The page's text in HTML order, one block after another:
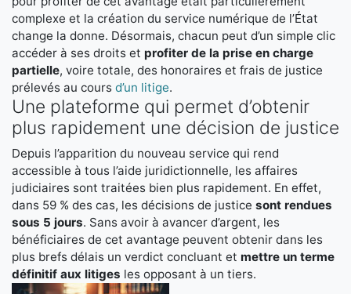
complexe et la création du service numérique de l’État
change la donne. Désormais, chacun peut d’un simple clic
accéder à ses droits et profiter de la prise en charge
partielle, voire totale, des honoraires et frais de justice
prélevés au cours d’un litige.
Une plateforme qui permet d’obtenir
plus rapidement une décision de justice
Depuis l’apparition du nouveau service qui rend
accessible à tous l’aide juridictionnelle, les affaires
judiciaires sont traitées bien plus rapidement. En effet,
dans 59 % des cas, les décisions de justice sont rendues
sous 5 jours. Sans avoir à avancer d’argent, les
bénéficiaires de cet avantage peuvent obtenir dans les
plus brefs délais un verdict concluant et mettre un terme
définitif aux litiges les opposant à un tiers.